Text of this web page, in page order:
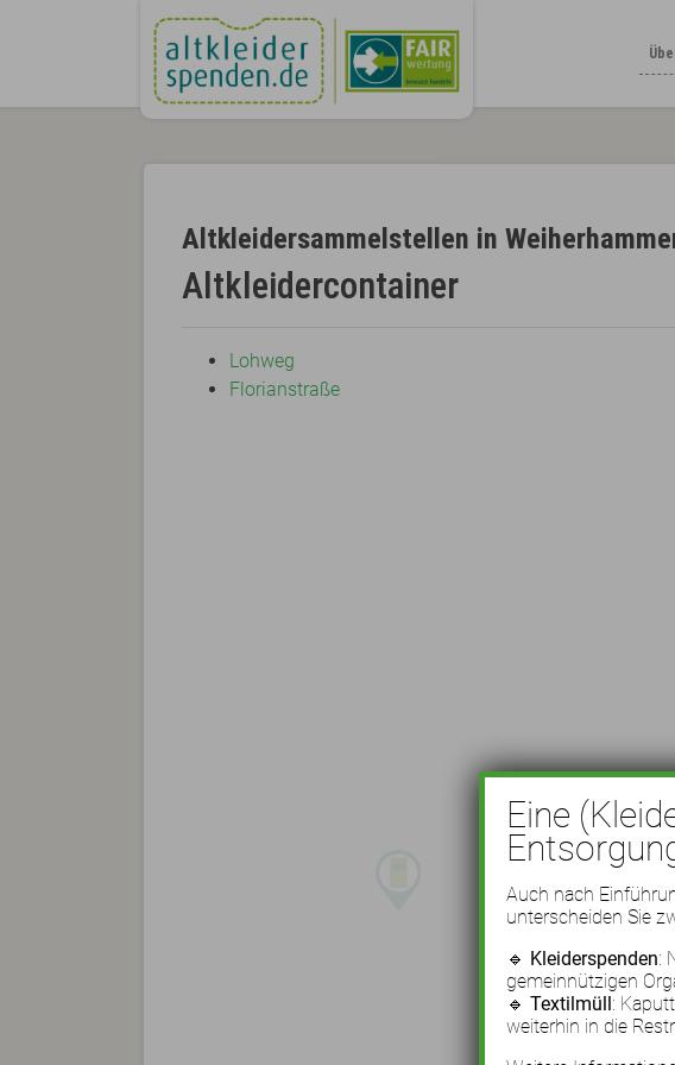
Altkleidersammelstellen in
Altkleidercontainer
Lohweg
Florianstraße
Eine
Auch nach
unterscheiden Sie
🔹 Kleiderspenden:
gemeinnützigen
🔹Textilmüll:
weiterhin in die